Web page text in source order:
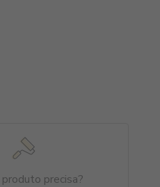
precisa?